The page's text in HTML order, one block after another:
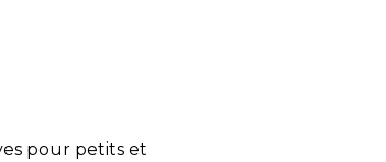
pour petits et